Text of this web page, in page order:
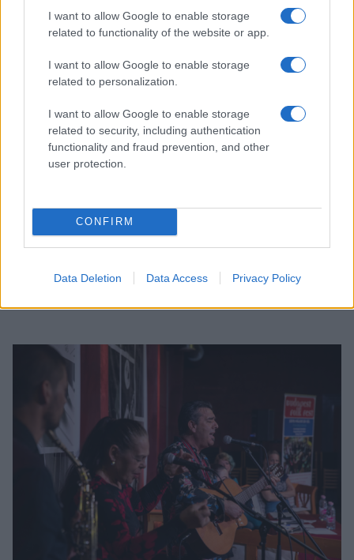
I want to allow Google to enable storage
related to functionality of the website or app.
I want to allow Google to enable storage
related to personalization.
I want to allow Google to enable storage
related to security, including authentication
functionality and fraud prevention, and other
user protection.
CONFIRM
Data Deletion Data Access Privacy Policy
Hangjai/Voices of Minorities koncertek az Európai Unió
valósulnak meg.
Május 25-én a Hagyományok Háza Színháztermében lesz a
Muharay Elemér Népművészeti Szövetség gálaműsora,
határon túli hagyományőrzőket képviselve a
szászcsávásiakkal kiegészülve rendeznek táncházat az